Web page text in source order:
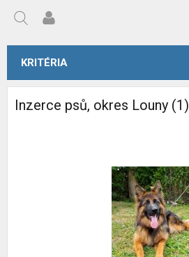
KRITÉRIA
Inzerce psů, okres Louny (1)